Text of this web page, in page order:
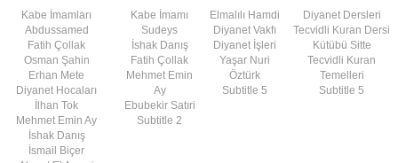
Kabe İmamları
Abdussamed
Fatih Çollak
Osman Şahin
Erhan Mete
Diyanet Hocaları
İlhan Tok
Mehmet Emin Ay
İshak Danış
İsmail Biçer
Kabe İmamı
Sudeys
İshak Danış
Fatih Çollak
Mehmet Emin
Ay
Ebubekir Satıri
Subtitle 2
Elmalılı Hamdi
Diyanet Vakfı
Diyanet İşleri
Yaşar Nuri
Öztürk
Subtitle 5
Diyanet Dersleri
Tecvidli Kuran Dersi
Kütübü Sitte
Tecvidli Kuran
Temelleri
Subtitle 5